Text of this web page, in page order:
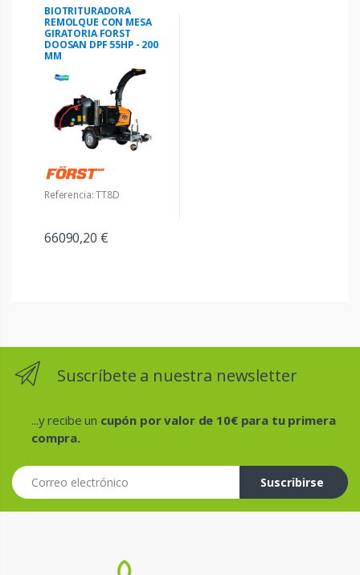
BIOTRITURADORA
REMOLQUE CON MESA
GIRATORIA FORST
DOOSAN DPF 55HP - 200
MM
Referencia: TT8D
66090,20 €
Suscríbete a nuestra newsletter
...y recibe un cupón por valor de 10€ para tu primera
compra.
Correo electrónico
Suscribirse